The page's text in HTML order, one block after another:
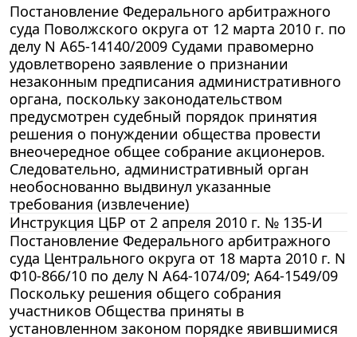
Постановление Федерального арбитражного
суда Поволжского округа от 12 марта 2010 г. по
делу N А65-14140/2009 Судами правомерно
удовлетворено заявление о признании
незаконным предписания административного
органа, поскольку законодательством
предусмотрен судебный порядок принятия
решения о понуждении общества провести
внеочередное общее собрание акционеров.
Следовательно, административный орган
необоснованно выдвинул указанные
требования (извлечение)
Инструкция ЦБР от 2 апреля 2010 г. № 135-И
Постановление Федерального арбитражного
суда Центрального округа от 18 марта 2010 г. N
Ф10-866/10 по делу N А64-1074/09; А64-1549/09
Поскольку решения общего собрания
участников Общества приняты в
установленном законом порядке явившимися